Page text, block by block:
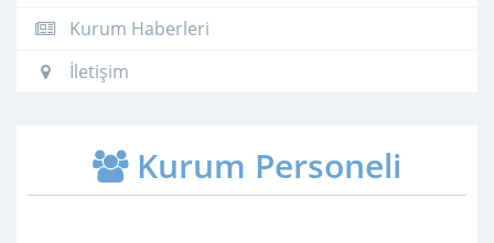
Kurum Haberleri
İletişim
Kurum Personeli